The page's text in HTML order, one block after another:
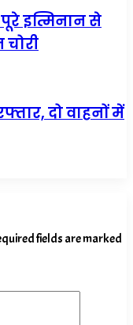
पूरे इत्मिनान से
दो वाहनों में
fields are marked